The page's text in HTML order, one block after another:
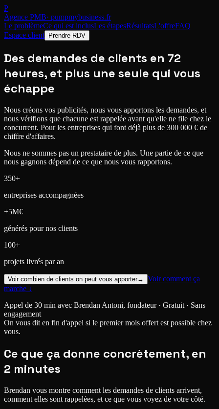
P
Agence PMB· pumpmybusiness.fr
Le problèmeCe qui est inclusLes étapesRésultatsL'offreFAQ
Espace client
Prendre RDV
Des demandes de clients en 72
heures, et plus une seule qui vous
échappe
Nous créons vos publicités, nous vous apportons les demandes, et
nous vérifions que chacune est rappelée avant qu'elle ne file chez le
concurrent. Pour les entreprises qui font déjà plus de 300 000 € de
chiffre d'affaires.
Nous ne sommes pas un prestataire de plus. Une partie de ce que
nous gagnons dépend de ce que nous vous rapportons.
350+
entreprises accompagnées
+5M€
générés pour nos clients
100+
projets livrés par an
Voir combien de clients on peut vous apporter→
Voir comment ça
marche ↓
Appel de 30 min avec Brendan Antoni, fondateur · Gratuit · Sans
engagement
On vous dit en fin d'appel si le premier mois offert est possible chez
vous.
Ce que ça donne concrètement, en
2 minutes
Brendan vous montre comment les demandes de clients arrivent,
comment elles sont rappelées, et ce que vous voyez de votre côté.